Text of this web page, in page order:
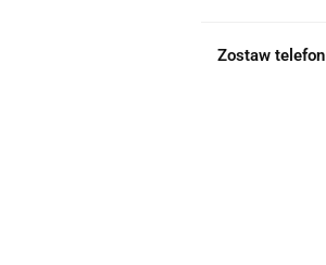
Zostaw telefon